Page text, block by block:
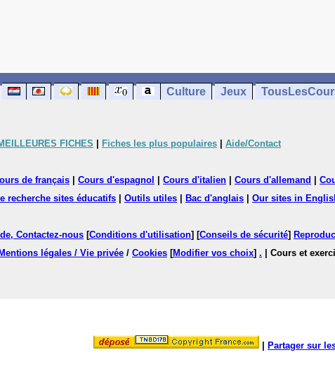
Culture Jeux
FICHES Fiches les plus populaires Aide/Contact
de français Cours d'espagnol Cours d'italien Cours d'allemand
recherche sites éducatifs Outils utiles Bac d'anglais Our sites in
Contactez-nous [Conditions d'utilisation] [Conseils de sécurité]
Mentions légales / Vie privée / Cookies [Modifier vos choix] .
| Cours et
Partager sur